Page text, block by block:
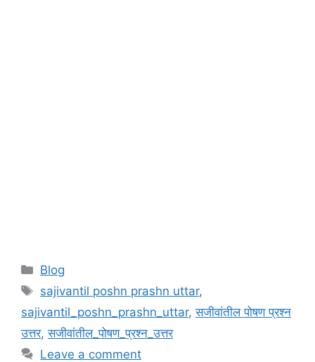
Categories
Blog
Tags
sajivantil poshn prashn uttar,
sajivantil_poshn_prashn_uttar,सजीवांतील पोषण प्रश्न
उत्तर,सजीवांतील_पोषण_प्रश्न_उत्तर
Leave a comment